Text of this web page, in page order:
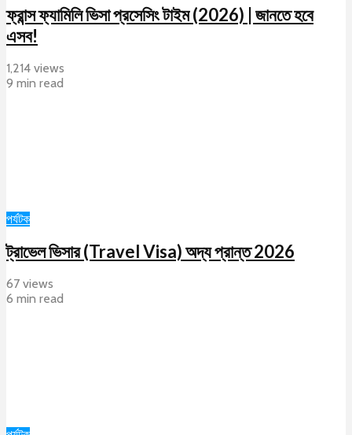
ফ্রান্স ফ্যামিলি ভিসা প্রসেসিং টাইম (2026) | জানতে হবে
এসব!
1,214 views
9 min read
পর্যটক
ট্রাভেল ভিসার (Travel Visa) অদ্য প্রান্ত 2026
67 views
6 min read